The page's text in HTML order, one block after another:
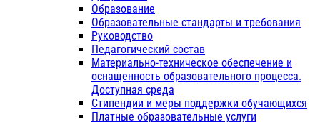
Образование
Образовательные стандарты и требования
Руководство
Педагогический состав
Материально-техническое обеспечение и
оснащенность образовательного процесса.
Доступная среда
Стипендии и меры поддержки обучающихся
Платные образовательные услуги